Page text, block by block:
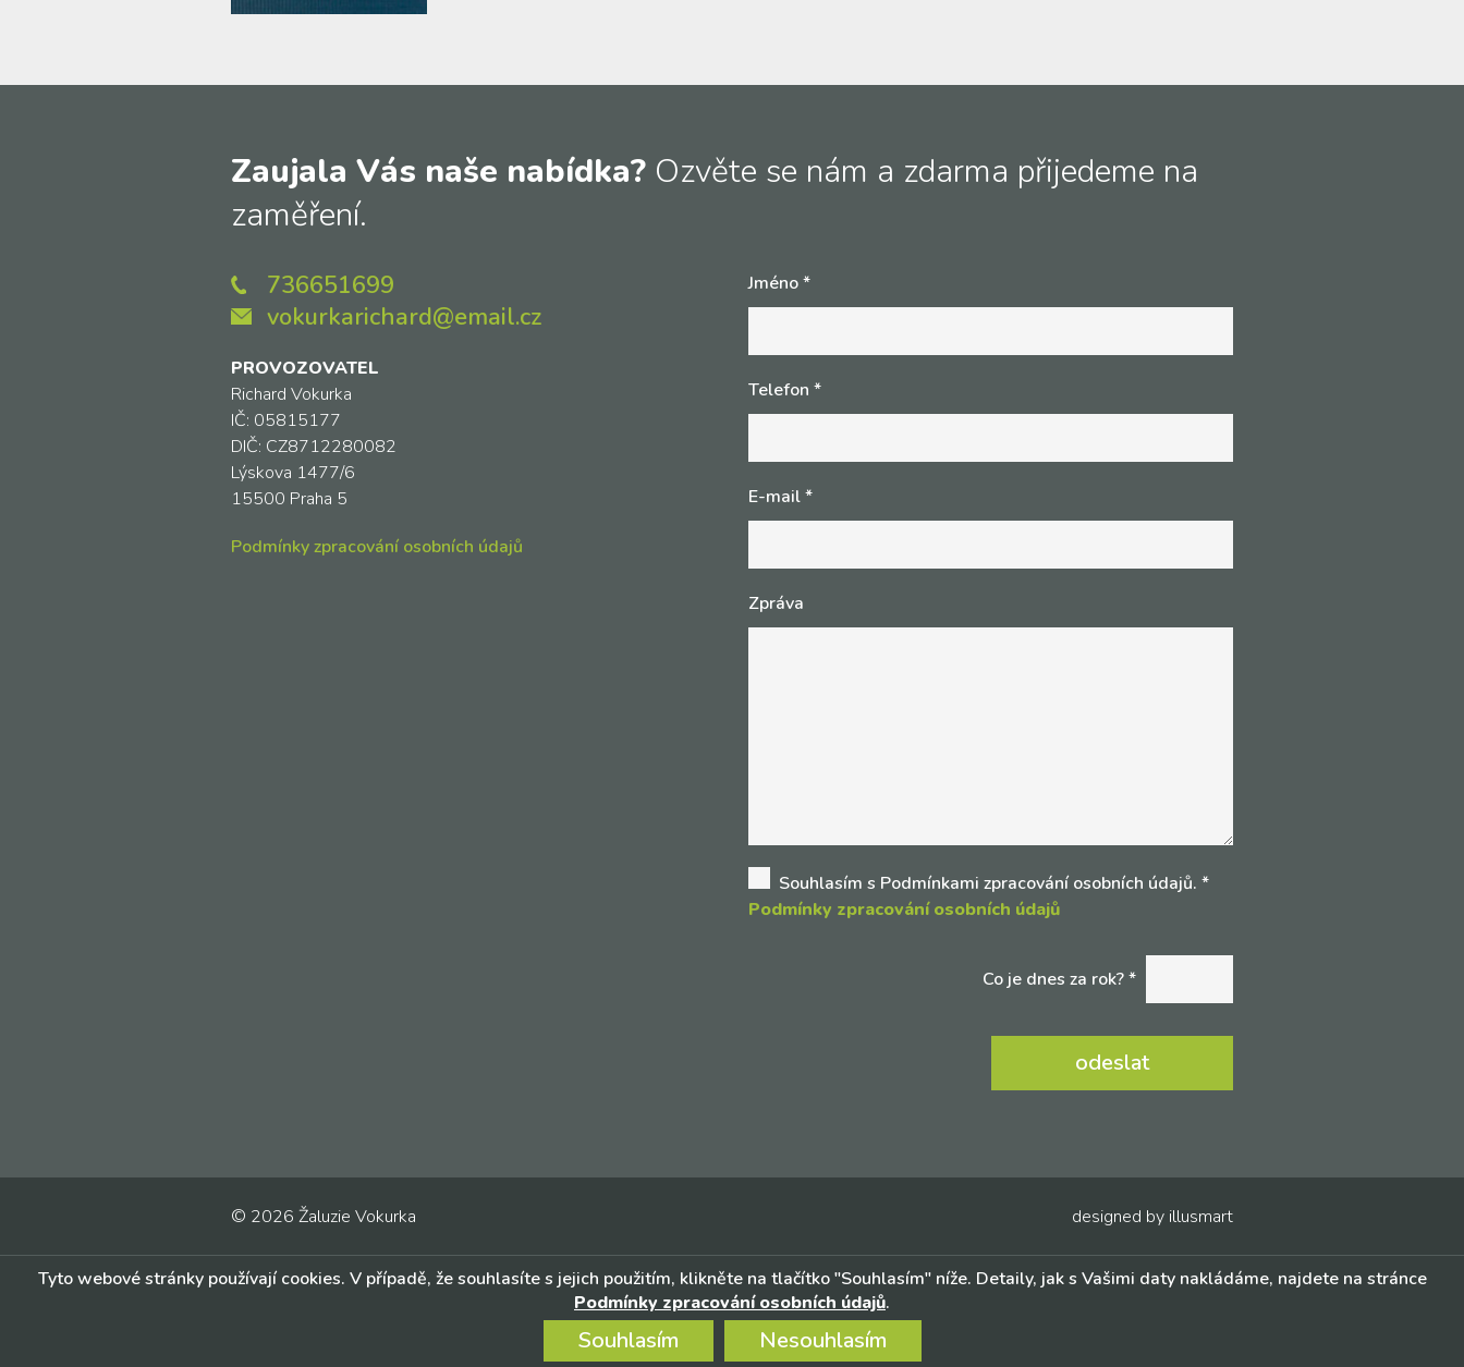
Zaujala Vás naše nabídka? Ozvěte se nám a zdarma přijedeme na
zaměření.
736651699
vokurkarichard@email.cz
PROVOZOVATEL
Richard Vokurka
IČ: 05815177
DIČ: CZ8712280082
Lýskova 1477/6
15500 Praha 5
Podmínky zpracování osobních údajů
Jméno*
Telefon *
E-mail*
Zpráva
Souhlasím s Podmínkami zpracování osobních údajů. *
Podmínky zpracování osobních údajů
Co je dnes za rok? *
© 2026 Žaluzie Vokurka designed by illusmart
Tyto webové stránky používají cookies. V případě, že souhlasíte s jejich použitím, klikněte na tlačítko "Souhlasím" níže. Detaily, jak s Vašimi daty nakládáme, najdete na stránce
Podmínky zpracování osobních údajů.